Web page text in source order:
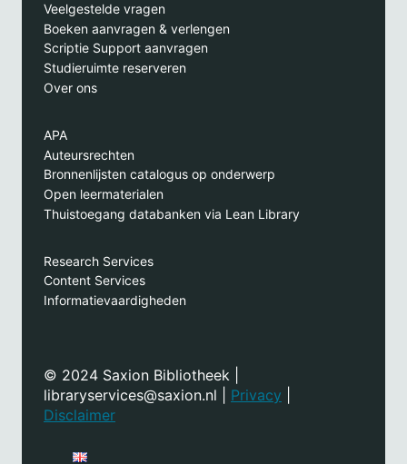
Veelgestelde vragen
Boeken aanvragen & verlengen
Scriptie Support aanvragen
Studieruimte reserveren
Over ons
APA
Auteursrechten
Bronnenlijsten catalogus op onderwerp
Open leermaterialen
Thuistoegang databanken via Lean Library
Research Services
Content Services
Informatievaardigheden
© 2024 Saxion Bibliotheek |
libraryservices@saxion.nl | Privacy
Disclaimer